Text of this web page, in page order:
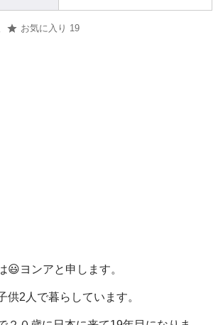
お気に入り 19
😃ヨンアと申します。
供2人で暮らしています。